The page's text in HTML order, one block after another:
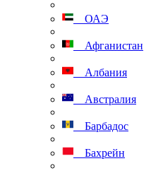
ОАЭ
Афганистан
Албания
Австралия
Барбадос
Бахрейн